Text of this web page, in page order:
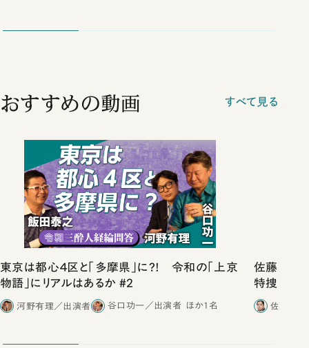
おすすめの動画 すべて見る
東京は都心４区と「多摩県」に?! 令和の「上京
物語」にリアルはあるか #2
河野有理／出演者 谷口功一／出演者 ほか1名
佐藤優vs
特捜取調
合ったこと
佐藤優